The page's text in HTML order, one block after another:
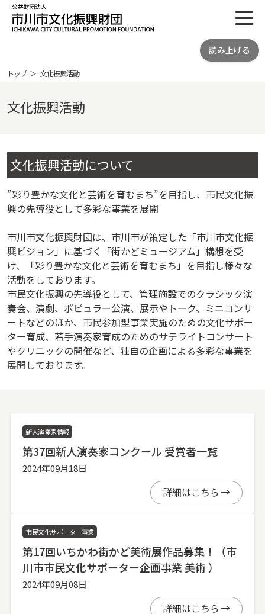
公益財団法人 市川市文化振興財団
PROMOTION FOUNDATION
読み上げる
トップ 文化振興活動
文化振興活動
文化振興活動について
”彩り豊かな文化と芸術を育むまち”を目指し、市民文化振
興の先導役として多彩な事業を展開
市川市文化振興財団は、市川市が策定した「市川市文化振
興ビジョン」に基づく「街かどミュージアム」構想を受
け、「彩り豊かな文化と芸術を育むまち」を目指し様々な
活動をしております。
市民文化振興の先導役として、管理施設でのクラシック演
奏会、演劇、ポピュラー公演、展示やトーク、ミニコンサ
ートなどのほか、市民参加型事業実施のための文化サポー
ター育成、若手演奏家育成のためのサテライトコンサート
やクリニックの開催など、独自の企画による多彩な事業を
展開しております。
新人演奏家情報
第37回新人演奏家コンクール 受賞者一覧
2024年09月18日
詳細はこちら
市民文化サポーター事業
第17回いちかわ街かど美術展作品募集！（市
川市市民文化サポーター企画事業 美術 ）
2024年09月08日
詳細はこちら